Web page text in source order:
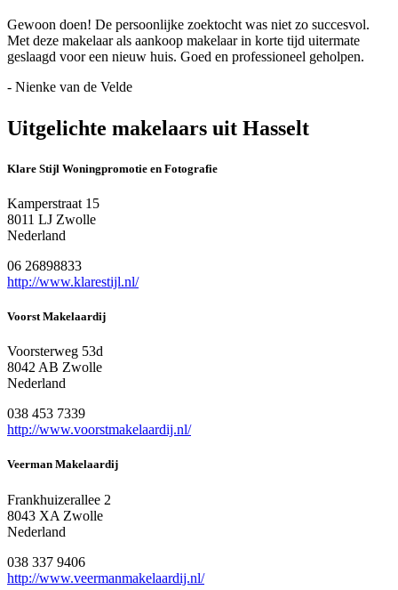
Gewoon doen! De persoonlijke zoektocht was niet zo succesvol.
Met deze makelaar als aankoop makelaar in korte tijd uitermate
geslaagd voor een nieuw huis. Goed en professioneel geholpen.
- Nienke van de Velde
Uitgelichte makelaars uit Hasselt
Klare Stijl Woningpromotie en Fotografie
Kamperstraat 15
8011 LJ Zwolle
Nederland
06 26898833
http://www.klarestijl.nl/
Voorst Makelaardij
Voorsterweg 53d
8042 AB Zwolle
Nederland
038 453 7339
http://www.voorstmakelaardij.nl/
Veerman Makelaardij
Frankhuizerallee 2
8043 XA Zwolle
Nederland
038 337 9406
http://www.veermanmakelaardij.nl/